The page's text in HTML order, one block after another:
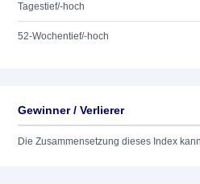
Tagestief/-hoch
52-Wochentief/-hoch
Gewinner / Verlierer
Die Zusammensetzung dieses Index